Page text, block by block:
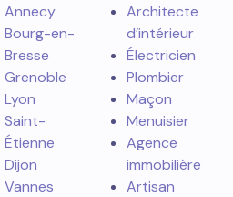
Annecy
Bourg-en-
Bresse
Grenoble
Lyon
Saint-
Étienne
Dijon
Vannes
Architecte
d’intérieur
Électricien
Plombier
Maçon
Menuisier
Agence
immobilière
Artisan